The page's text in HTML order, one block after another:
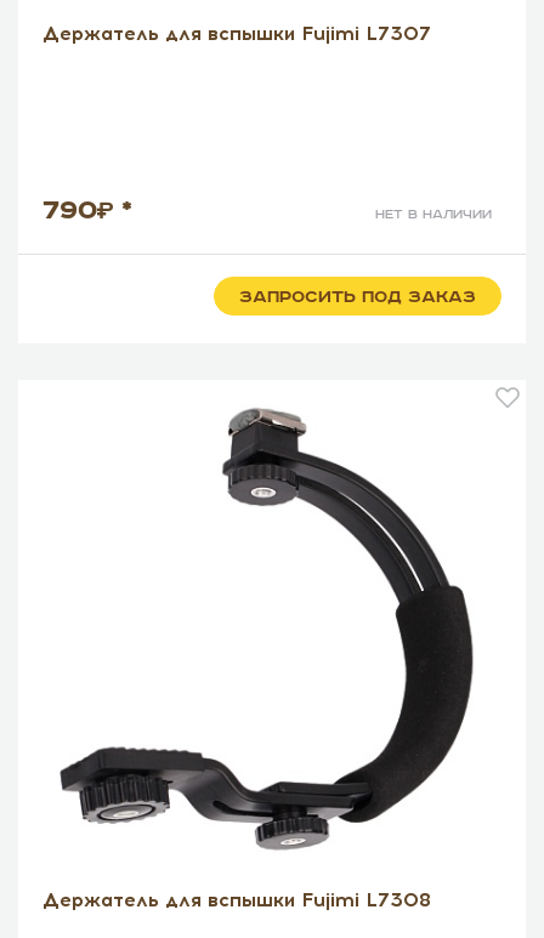
Держатель для вспышки Fujimi L7307
790 * нет в наличии
ЗАПРОСИТЬ ПОД ЗАКАЗ
Держатель для вспышки Fujimi L7308